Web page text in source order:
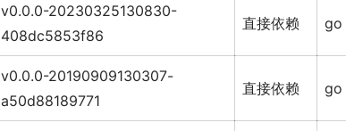
v0.0.0-20230325130830-
408dc5853f86
直接依赖 go
v0.0.0-20190909130307-
a50d88189771
直接依赖 go